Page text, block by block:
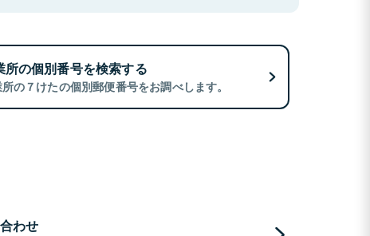
所の個別番号を検索する
の７けたの個別郵便番号をお調べします。
わせ